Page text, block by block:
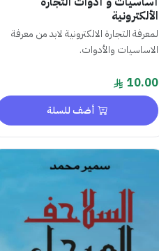
الألكترونية
لمعرفة التجارة الالكترونية لابد من معرفة
الاساسيات والأدوات.
10.00
أضف للسلة